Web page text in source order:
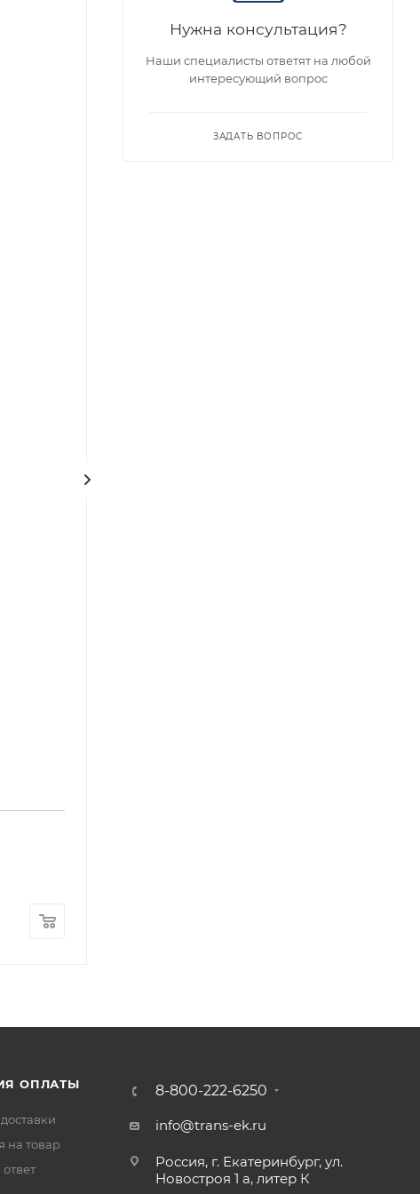
Советуем
Нужна консультация?
Наши специалисты ответят на любой
интересующий вопрос
ЗАДАТЬ ВОПРОС
ОПЛАТЫ
на товар
8-800-222-6250
info@trans-ek.ru
Россия, г. Екатеринбург, ул.
Новостроя 1 а, литер К